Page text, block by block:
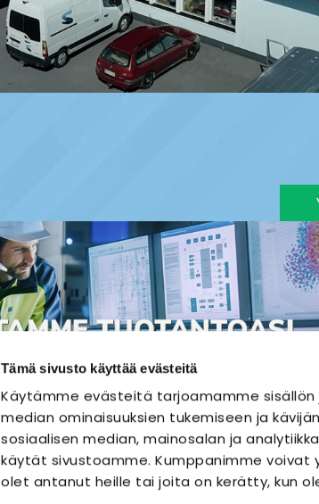
Tämä sivusto käyttää evästeitä
Käytämme evästeitä tarjoamamme
median ominaisuuksien tukemiseen ja
sosiaalisen median, mainosalan ja
käytät sivustoamme. Kumppanimme
olet antanut heille tai joita on kerätty, kun
SÄHKÖASENNUS SÄHKÖURAKOINTI